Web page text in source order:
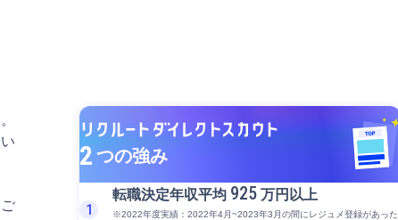
2 つの強み
1
転職決定年収平均 925 万円以上
※2022年度実績：2022年4月~2023年3月の間にレジュメ登録があった